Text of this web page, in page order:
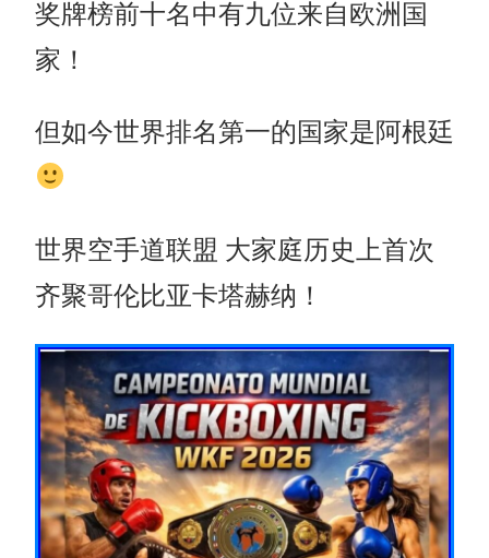
奖牌榜前十名中有九位来自欧洲国
家！
但如今世界排名第一的国家是阿根廷
世界空手道联盟 大家庭历史上首次
齐聚哥伦比亚卡塔赫纳！